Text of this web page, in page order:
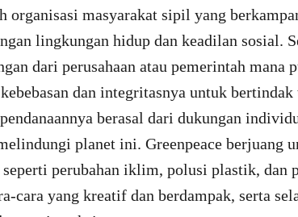
organisasi masyarakat sipil yang
lingkungan hidup dan keadilan sosial.
dari perusahaan atau pemerintah mana
dan integritasnya untuk bertindak
berasal dari dukungan
planet ini. Greenpeace berjuang
perubahan iklim, polusi plastik, dan
cara yang kreatif dan berdampak, serta